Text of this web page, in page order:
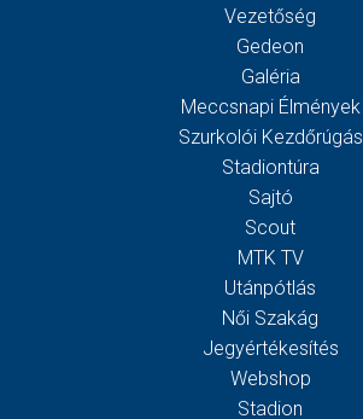
Vezetőség
Gedeon
Galéria
Meccsnapi Élmények
Szurkolói Kezdőrúgás
Stadiontúra
Sajtó
Scout
MTK TV
Utánpótlás
Női Szakág
Jegyértékesítés
Webshop
Stadion